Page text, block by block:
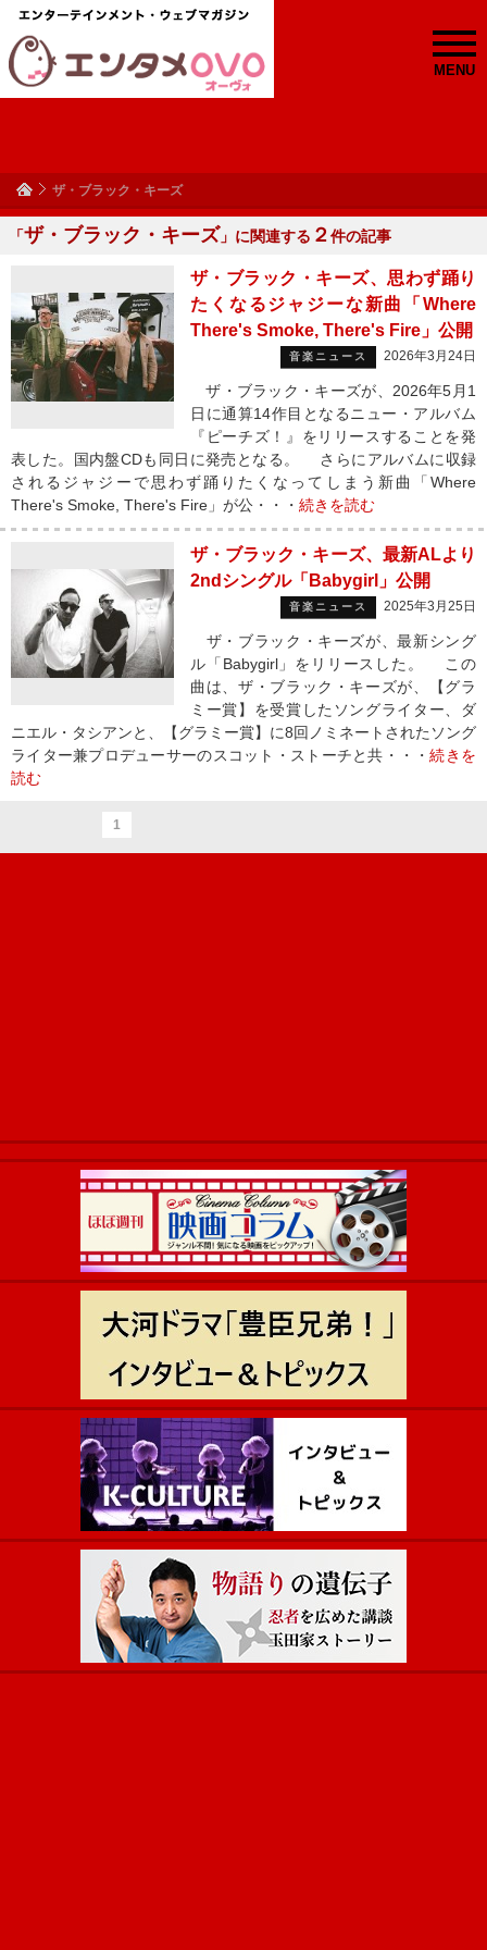
MENU
ザ・ブラック・キーズ
「ザ・ブラック・キーズ 」に関連する ２件の記事
ザ・ブラック・キーズ、思わず踊り
たくなるジャジーな新曲「Where
There's Smoke, There's Fire」公開
音楽ニュース 2026年3月24日
ザ・ブラック・キーズが、2026年5月1
日に通算14作目となるニュー・アルバム
『ピーチズ！』をリリースすることを発
表した。国内盤CDも同日に発売となる。 さらにアルバムに収録
されるジャジーで思わず踊りたくなってしまう新曲「Where
There's Smoke, There's Fire」が公・・・ 続きを読む
ザ・ブラック・キーズ、最新ALより
2ndシングル「Babygirl」公開
音楽ニュース 2025年3月25日
ザ・ブラック・キーズが、最新シング
ル「Babygirl」をリリースした。 この
曲は、ザ・ブラック・キーズが、【グラ
ミー賞】を受賞したソングライター、ダ
ニエル・タシアンと、【グラミー賞】に8回ノミネートされたソング
ライター兼プロデューサーのスコット・ストーチと共・・・続きを
読む
1